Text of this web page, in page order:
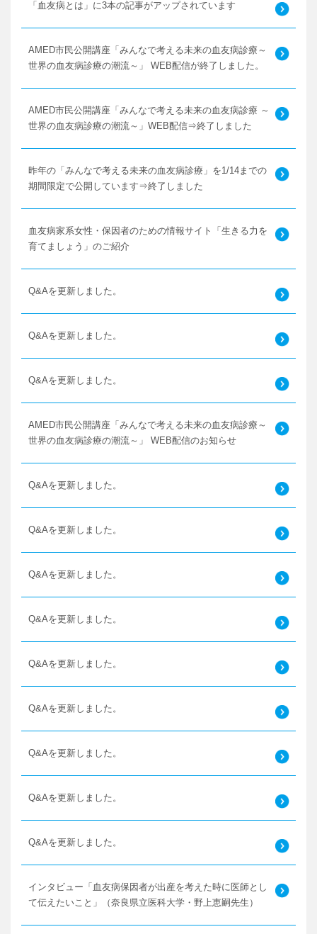
「血友病とは」に3本の記事がアップされています
AMED市民公開講座「みんなで考える未来の血友病診療～
世界の血友病診療の潮流～」 WEB配信が終了しました。
AMED市民公開講座「みんなで考える未来の血友病診療 ～
世界の血友病診療の潮流～」WEB配信⇒終了しました
昨年の「みんなで考える未来の血友病診療」を1/14までの
期間限定で公開しています⇒終了しました
血友病家系女性・保因者のための情報サイト「生きる力を
育てましょう」のご紹介
Q&Aを更新しました。
Q&Aを更新しました。
Q&Aを更新しました。
AMED市民公開講座「みんなで考える未来の血友病診療～
世界の血友病診療の潮流～」 WEB配信のお知らせ
Q&Aを更新しました。
Q&Aを更新しました。
Q&Aを更新しました。
Q&Aを更新しました。
Q&Aを更新しました。
Q&Aを更新しました。
Q&Aを更新しました。
Q&Aを更新しました。
Q&Aを更新しました。
インタビュー「血友病保因者が出産を考えた時に医師とし
て伝えたいこと」（奈良県立医科大学・野上恵嗣先生）